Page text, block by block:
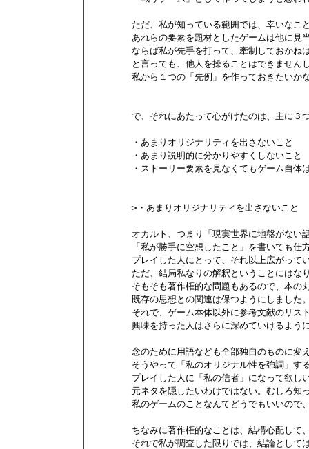
ただ、私が知っている範囲では、幸いなこ
あれらの要素を題材としたゲームは他に見
ならば私が先手を打って、牽制しておかね
と言っても、他人を操ることはできません
私から１つの「先例」を作っておきたいか
で、それにあたって心がけたのは、主に３
        ・あまりオリジナリティを出さないこと
        ・あまり説明的に分かりやすくしないこと
・ストーリー要素を見なくてもゲーム自体
        >・あまりオリジナリティを出さないこと
オカルト、つまり「現実世界に地盤がない
「私が勝手に空想したこと」を書いても仕
プレイした人にとって、それ以上広がって
ただ、結局私なりの解釈ということにはな
そもそも著作権的な問題もあるので、本の
既存の思想との関連は保つようにしました
それで、ゲーム本体以外に参考文献のリス
興味を持った人はさらに深めていけるよう
念のために用語なども全部独自のものに変
そうやって「私のオリジナル性を強調」す
プレイした人に「私の信者」になって欲し
元ネタを隠したいわけではない。むしろ知
私のゲームのことなんてどうでもいいので
ちなみに著作権的なことは、結構心配して
それで私が調査した限りでは、結論として